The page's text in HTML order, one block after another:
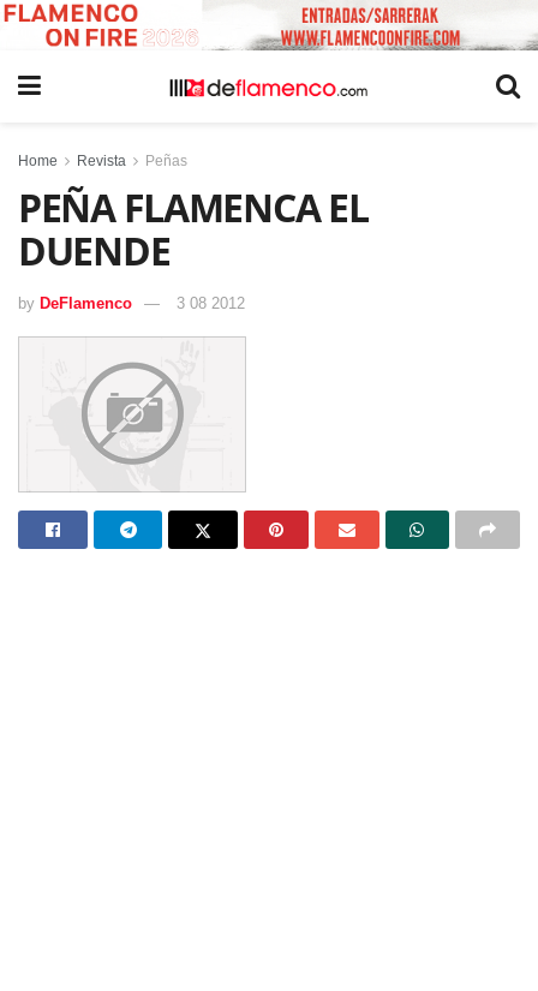
Home Revista Peñas
PEÑA FLAMENCA EL
DUENDE
by DeFlamenco 3 08 2012